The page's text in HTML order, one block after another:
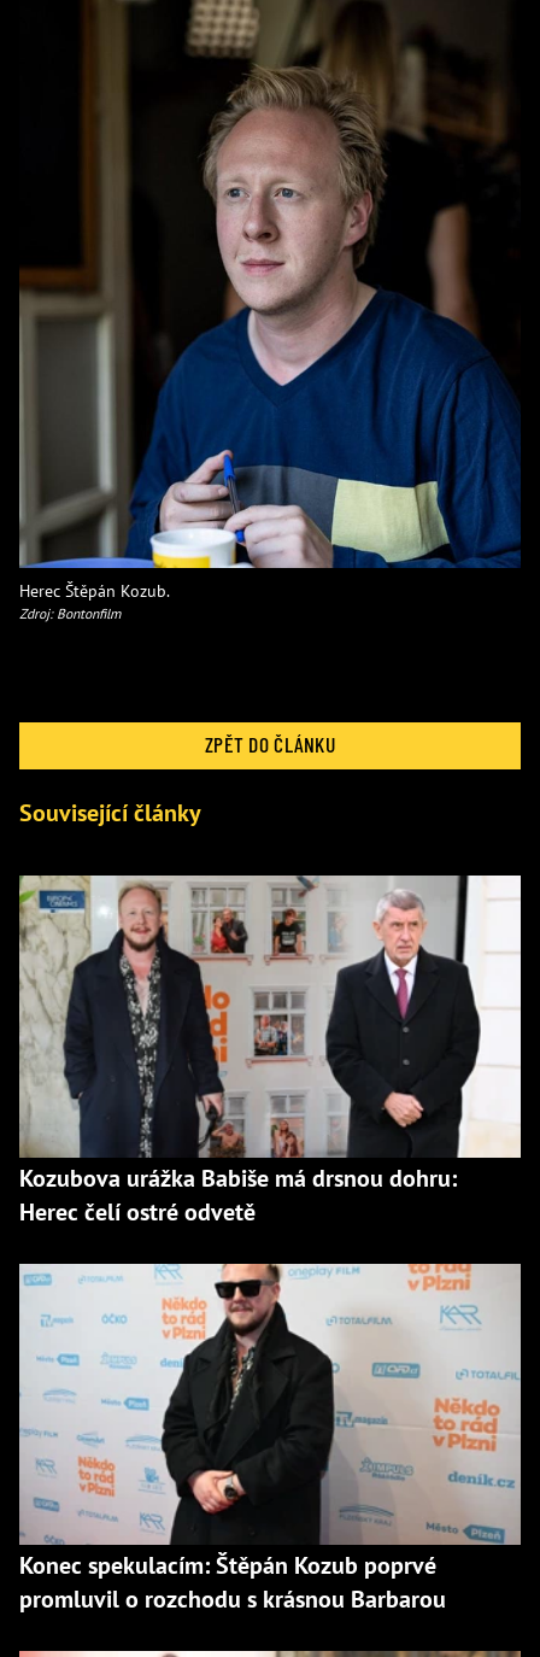
Herec Štěpán Kozub.
Zdroj: Bontonfilm
ZPĚT DO ČLÁNKU
Související články
Kozubova urážka Babiše má drsnou dohru:
Herec čelí ostré odvetě
Konec spekulacím: Štěpán Kozub poprvé
promluvil o rozchodu s krásnou Barbarou